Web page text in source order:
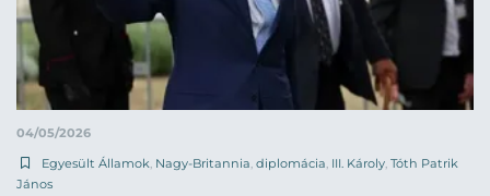
04/05/2026
Egyesült Államok Nagy-Britannia diplomácia III. Károly Tóth Patrik
János